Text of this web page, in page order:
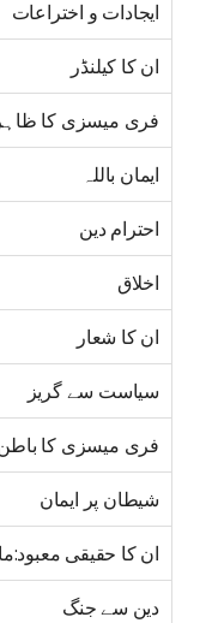
ایجادات و اختراعات
ان کا کیلنڈر
فری میسزی کا ظاہر
ایمان باللہ
احترام دین
اخلاق
ان کا شعار
سیاست سے گریز
فری میسزی کا
شیطان پر ایمان
ان کا حقیقی
دین سے جنگ